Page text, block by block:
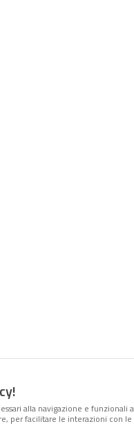
alla navigazione e
per facilitare le interazioni con